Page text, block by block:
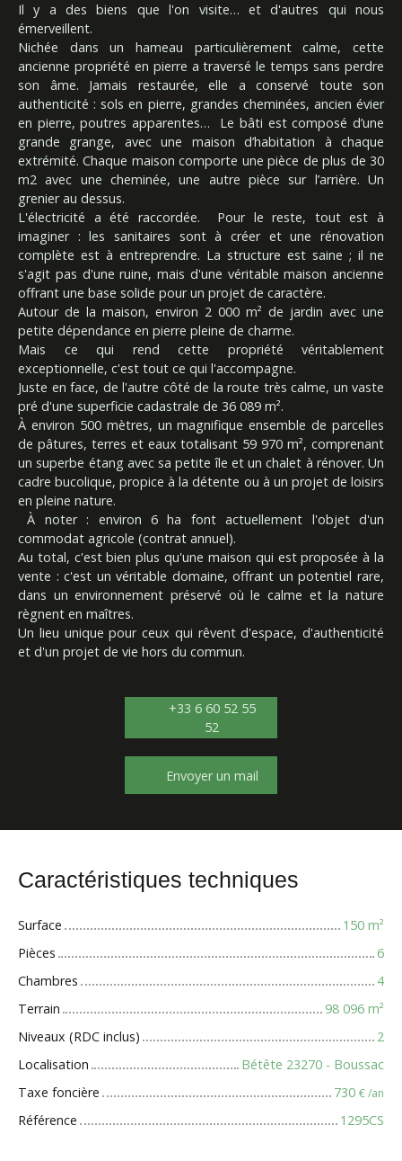
Il y a des biens que l'on visite… et d'autres qui nous
émerveillent.
Nichée dans un hameau particulièrement calme, cette
ancienne propriété en pierre a traversé le temps sans perdre
son âme. Jamais restaurée, elle a conservé toute son
authenticité : sols en pierre, grandes cheminées, ancien évier
en pierre, poutres apparentes… Le bâti est composé d’une
grande grange, avec une maison d’habitation à chaque
extrémité. Chaque maison comporte une pièce de plus de 30
m2 avec une cheminée, une autre pièce sur l’arrière. Un
grenier au dessus.
L'électricité a été raccordée. Pour le reste, tout est à
imaginer : les sanitaires sont à créer et une rénovation
complète est à entreprendre. La structure est saine ; il ne
s'agit pas d'une ruine, mais d'une véritable maison ancienne
offrant une base solide pour un projet de caractère.
Autour de la maison, environ 2 000 m² de jardin avec une
petite dépendance en pierre pleine de charme.
Mais ce qui rend cette propriété véritablement
exceptionnelle, c'est tout ce qui l'accompagne.
Juste en face, de l'autre côté de la route très calme, un vaste
pré d'une superficie cadastrale de 36 089 m².
À environ 500 mètres, un magnifique ensemble de parcelles
de pâtures, terres et eaux totalisant 59 970 m², comprenant
un superbe étang avec sa petite île et un chalet à rénover. Un
cadre bucolique, propice à la détente ou à un projet de loisirs
en pleine nature.
À noter : environ 6 ha font actuellement l'objet d'un
commodat agricole (contrat annuel).
Au total, c'est bien plus qu'une maison qui est proposée à la
vente : c'est un véritable domaine, offrant un potentiel rare,
dans un environnement préservé où le calme et la nature
règnent en maîtres.
Un lieu unique pour ceux qui rêvent d'espace, d'authenticité
et d'un projet de vie hors du commun.
+33 6 60 52 55
52
Envoyer un mail
Caractéristiques techniques
Surface 150 m²
Pièces
6
Chambres
4
Terrain
98 096 m²
Niveaux (RDC inclus)
2
Localisation
Bétête 23270 - Boussac
Taxe foncière
730 € /an
Référence 1295CS